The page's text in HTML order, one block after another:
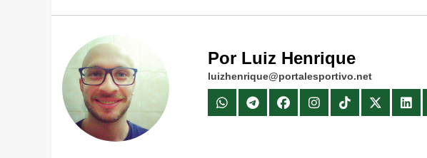
Por Luiz Henrique
luizhenrique@portalesportivo.net